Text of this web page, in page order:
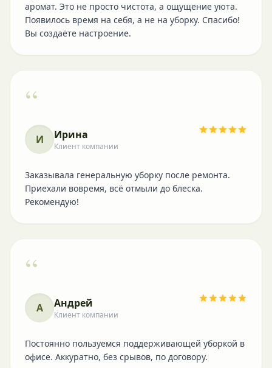
аромат. Это не просто чистота, а ощущение уюта.
Появилось время на себя, а не на уборку. Спасибо!
Вы создаёте настроение.
“
И Ирина
Клиент компании
Заказывала генеральную уборку после ремонта.
Приехали вовремя, всё отмыли до блеска.
Рекомендую!
“
А Андрей
Клиент компании
Постоянно пользуемся поддерживающей уборкой в
офисе. Аккуратно, без срывов, по договору.